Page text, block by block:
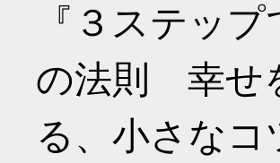
『３ステッ
の法則 幸せ
る、小さなコ